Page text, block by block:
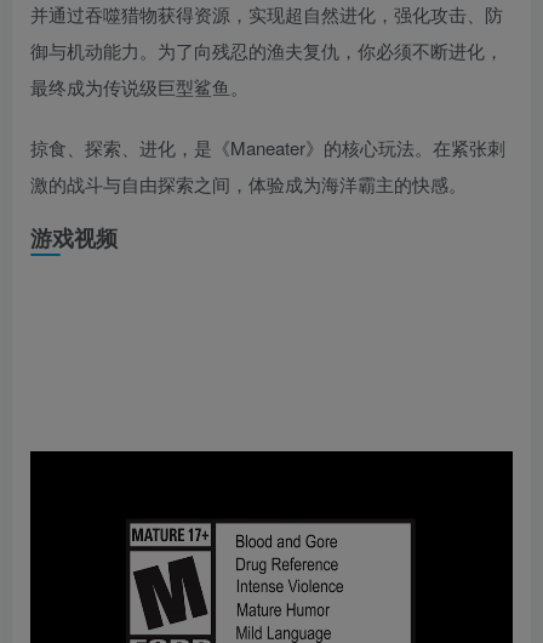
并通过吞噬猎物获得资源，实现超自然进化，强化攻击、防
御与机动能力。为了向残忍的渔夫复仇，你必须不断进化，
最终成为传说级巨型鲨鱼。
掠食、探索、进化，是《Maneater》的核心玩法。在紧张刺
激的战斗与自由探索之间，体验成为海洋霸主的快感。
游戏视频